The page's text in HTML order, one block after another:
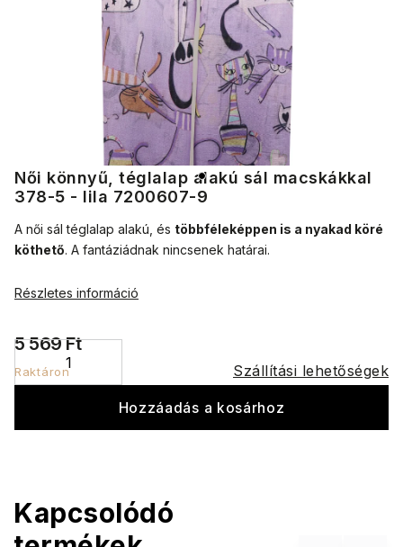
Női könnyű, téglalap alakú sál macskákkal
378-5 - lila 7200607-9
5 569 Ft
Raktáron Szállítási lehetőségek
Hozzáadás a kosárhoz
A női sál téglalap alakú, és többféleképpen is a nyakad köré
köthető. A fantáziádnak nincsenek határai.
Részletes információ
Kapcsolódó